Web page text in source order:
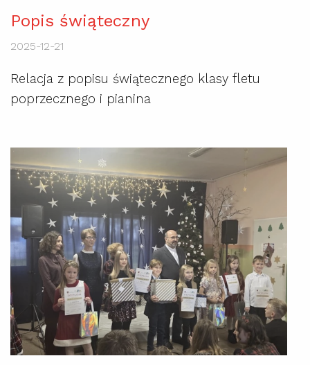
Popis świąteczny
2025-12-21
Relacja z popisu świątecznego klasy fletu
poprzecznego i pianina